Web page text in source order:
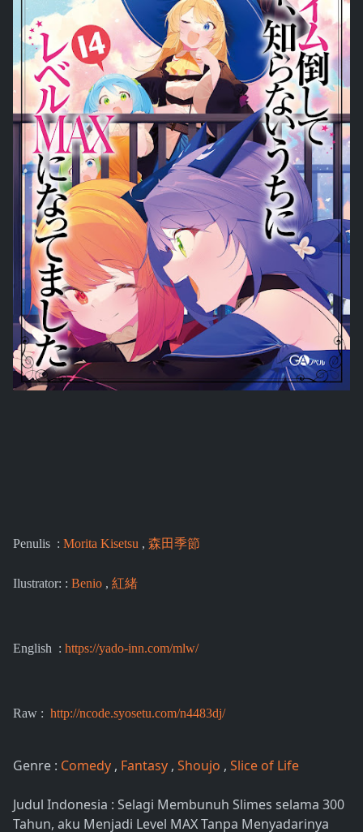
Penulis : Morita Kisetsu , 森田季節
Ilustrator: : Benio , 紅緒
English : https://yado-inn.com/mlw/
Raw : http://ncode.syosetu.com/n4483dj/
Genre : Comedy , Fantasy , Shoujo , Slice of Life
Judul Indonesia : Selagi Membunuh Slimes selama 300
Tahun, aku Menjadi Level MAX Tanpa Menyadarinya